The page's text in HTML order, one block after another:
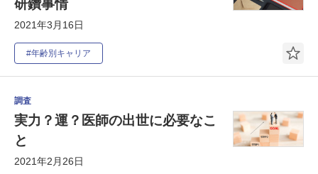
研鑽事情
2021年3月16日
#年齢別キャリア
調査
実力？運？医師の出世に必要なこ
と
2021年2月26日